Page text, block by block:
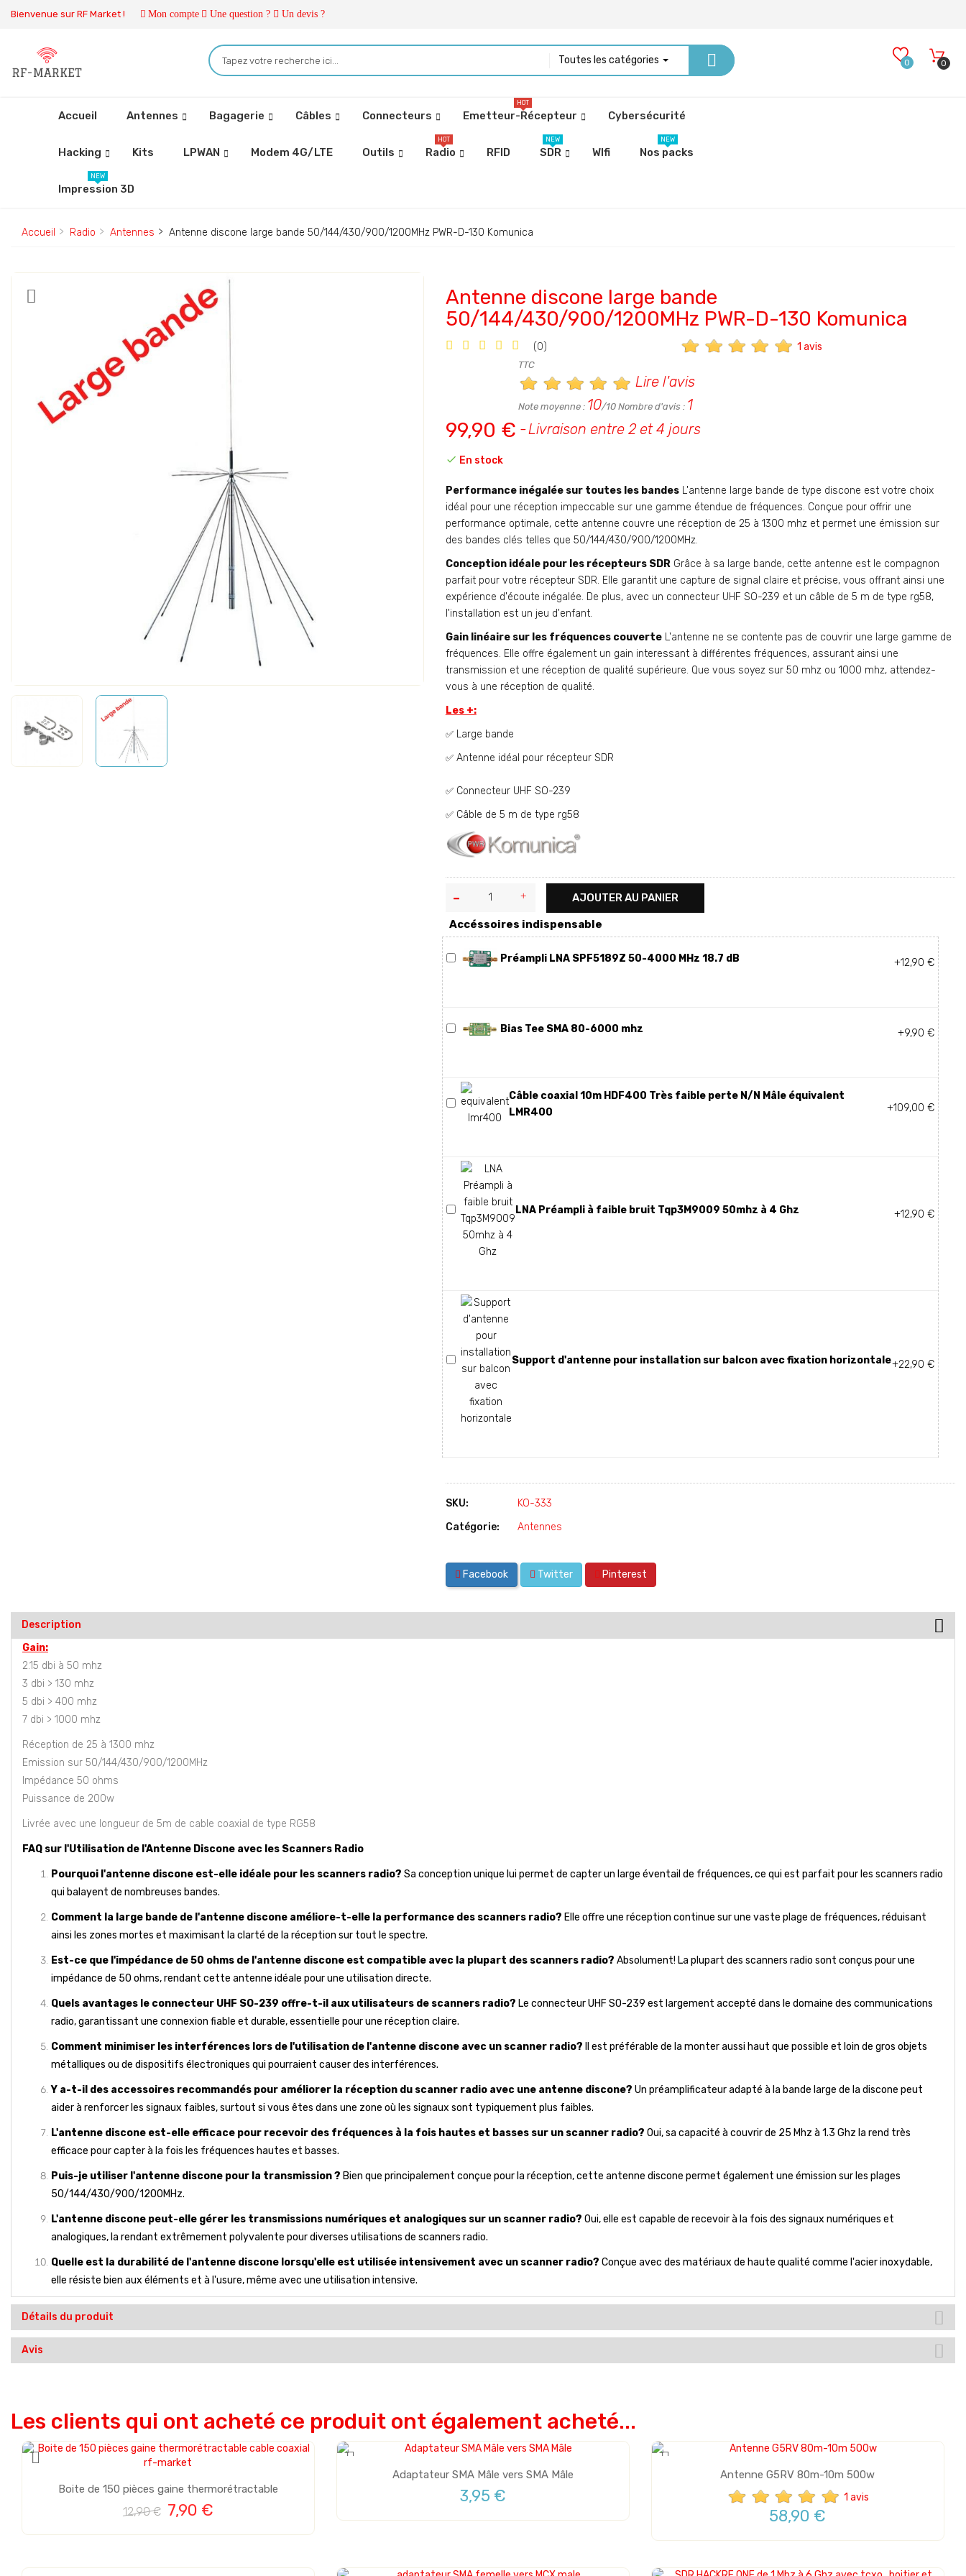
Bienvenue sur RF Market ! Mon compte Une question ? Un devis ?
Toutes les catégories 0 0
Accueil Antennes Bagagerie Câbles Connecteurs Emetteur-Récepteur
HOT
Cybersécurité
Hacking Kits LPWAN Modem 4G/LTE Outils Radio
HOT
RFID SDR
NEW
WIfi Nos packs
NEW
Impression 3D
NEW
Accueil Radio Antennes Antenne discone large bande 50/144/430/900/1200MHz PWR-D-130 Komunica
Antenne discone large bande
50/144/430/900/1200MHz PWR-D-130 Komunica
(0) 1 avis
99,90 €
TTC
Lire l'avis
Note moyenne : 10/10 Nombre d'avis : 1
Livraison entre 2 et 4 jours
 En stock
Performance inégalée sur toutes les bandesL'antenne large bande de type discone est votre choix
idéal pour une réception impeccable sur une gamme étendue de fréquences. Conçue pour offrir une
performance optimale, cette antenne couvre une réception de 25 à 1300 mhz et permet une émission sur
des bandes clés telles que 50/144/430/900/1200MHz.
Conception idéale pour les récepteurs SDRGrâce à sa large bande, cette antenne est le compagnon
parfait pour votre récepteur SDR. Elle garantit une capture de signal claire et précise, vous offrant ainsi une
expérience d'écoute inégalée. De plus, avec un connecteur UHF SO-239 et un câble de 5 m de type rg58,
l'installation est un jeu d'enfant.
Gain linéaire sur les fréquences couverteL'antenne ne se contente pas de couvrir une large gamme de
fréquences. Elle offre également un gain interessant à différentes fréquences, assurant ainsi une
transmission et une réception de qualité supérieure. Que vous soyez sur 50 mhz ou 1000 mhz, attendez-
vous à une réception de qualité.
Les +:
✅ Large bande
✅Antenne idéal pour récepteur SDR
✅ Connecteur UHF SO-239
✅ Câble de 5 m de type rg58
AJOUTER AU PANIER
Accéssoires indispensable
Préampli LNA SPF5189Z 50-4000 MHz 18.7 dB +12,90 €
Bias Tee SMA 80-6000 mhz +9,90 €
Câble coaxial 10m HDF400 Très faible perte N/N Mâle équivalent
LMR400
+109,00 €
LNA Préampli à faible bruit Tqp3M9009 50mhz à 4 Ghz +12,90 €
Support d'antenne pour installation sur balcon avec fixation horizontale+22,90 €
SKU:
KO-333
Catégorie:
Antennes
Facebook Twitter Pinterest
Description
Gain:
2.15 dbi à 50 mhz
3 dbi > 130 mhz
5 dbi > 400 mhz
7 dbi > 1000 mhz
Réception de 25 à 1300 mhz
Emission sur 50/144/430/900/1200MHz
Impédance 50 ohms
Puissance de 200w
Livrée avec une longueur de 5m de cable coaxial de type RG58
FAQ sur l'Utilisation de l'Antenne Discone avec les Scanners Radio
Pourquoi l'antenne discone est-elle idéale pour les scanners radio? Sa conception unique lui permet de capter un large éventail de fréquences, ce qui est parfait pour les scanners radio
qui balayent de nombreuses bandes.
Comment la large bande de l'antenne discone améliore-t-elle la performance des scanners radio? Elle offre une réception continue sur une vaste plage de fréquences, réduisant
ainsi les zones mortes et maximisant la clarté de la réception sur tout le spectre.
Est-ce que l'impédance de 50 ohms de l'antenne discone est compatible avec la plupart des scanners radio? Absolument! La plupart des scanners radio sont conçus pour une
impédance de 50 ohms, rendant cette antenne idéale pour une utilisation directe.
Quels avantages le connecteur UHF SO-239 offre-t-il aux utilisateurs de scanners radio? Le connecteur UHF SO-239 est largement accepté dans le domaine des communications
radio, garantissant une connexion fiable et durable, essentielle pour une réception claire.
Comment minimiser les interférences lors de l'utilisation de l'antenne discone avec un scanner radio? Il est préférable de la monter aussi haut que possible et loin de gros objets
métalliques ou de dispositifs électroniques qui pourraient causer des interférences.
Y a-t-il des accessoires recommandés pour améliorer la réception du scanner radio avec une antenne discone? Un préamplificateur adapté à la bande large de la discone peut
aider à renforcer les signaux faibles, surtout si vous êtes dans une zone où les signaux sont typiquement plus faibles.
L'antenne discone est-elle efficace pour recevoir des fréquences à la fois hautes et basses sur un scanner radio? Oui, sa capacité à couvrir de 25 Mhz à 1.3 Ghz la rend très
efficace pour capter à la fois les fréquences hautes et basses.
Puis-je utiliser l'antenne discone pour la transmission ? Bien que principalement conçue pour la réception, cette antenne discone permet également une émission sur les plages
50/144/430/900/1200MHz.
L'antenne discone peut-elle gérer les transmissions numériques et analogiques sur un scanner radio? Oui, elle est capable de recevoir à la fois des signaux numériques et
analogiques, la rendant extrêmement polyvalente pour diverses utilisations de scanners radio.
Quelle est la durabilité de l'antenne discone lorsqu'elle est utilisée intensivement avec un scanner radio? Conçue avec des matériaux de haute qualité comme l'acier inoxydable,
elle résiste bien aux éléments et à l'usure, même avec une utilisation intensive.
Détails du produit
Avis
Les clients qui ont acheté ce produit ont également acheté...
Boite de 150 pièces gaine thermorétractable
12,90 € 7,90 €
Adaptateur SMA Mâle vers SMA Mâle
3,95 €
Antenne G5RV 80m-10m 500w
1 avis
58,90 €